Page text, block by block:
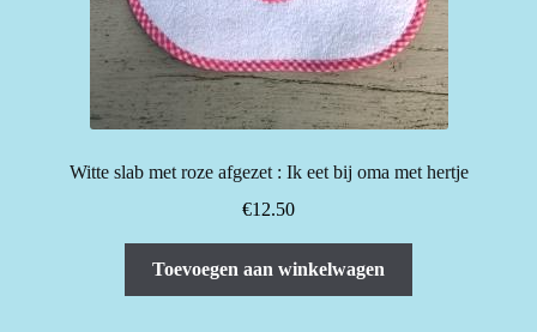
Witte slab met roze afgezet : Ik eet bij oma met hertje
€12.50
Toevoegen aan winkelwagen